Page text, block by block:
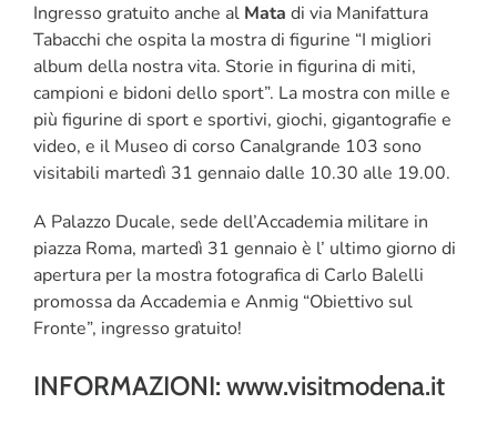
Ingresso gratuito anche al Mata di via Manifattura
Tabacchi che ospita la mostra di figurine “I migliori
album della nostra vita. Storie in figurina di miti,
campioni e bidoni dello sport”. La mostra con mille e
più figurine di sport e sportivi, giochi, gigantografie e
video, e il Museo di corso Canalgrande 103 sono
visitabili martedì 31 gennaio dalle 10.30 alle 19.00.
A Palazzo Ducale, sede dell’Accademia militare in
piazza Roma, martedì 31 gennaio è l’ ultimo giorno di
apertura per la mostra fotografica di Carlo Balelli
promossa da Accademia e Anmig “Obiettivo sul
Fronte”, ingresso gratuito!
INFORMAZIONI: www.visitmodena.it